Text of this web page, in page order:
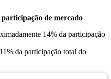
de mercado
14% da participação
da participação total do